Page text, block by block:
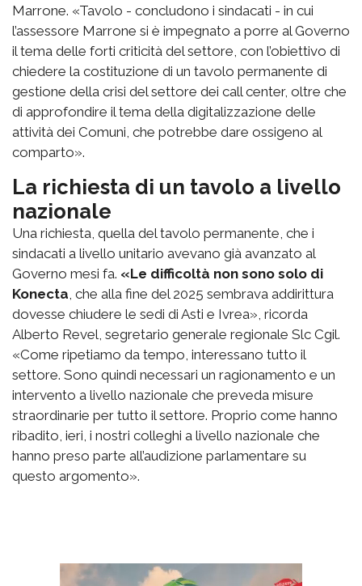
Marrone. «Tavolo - concludono i sindacati - in cui
l’assessore Marrone si è impegnato a porre al Governo
il tema delle forti criticità del settore, con l’obiettivo di
chiedere la costituzione di un tavolo permanente di
gestione della crisi del settore dei call center, oltre che
di approfondire il tema della digitalizzazione delle
attività dei Comuni, che potrebbe dare ossigeno al
comparto».
La richiesta di un tavolo a livello
nazionale
Una richiesta, quella del tavolo permanente, che i
sindacati a livello unitario avevano già avanzato al
Governo mesi fa. «Le difficoltà non sono solo di
Konecta, che alla fine del 2025 sembrava addirittura
dovesse chiudere le sedi di Asti e Ivrea», ricorda
Alberto Revel, segretario generale regionale Slc Cgil.
«Come ripetiamo da tempo, interessano tutto il
settore. Sono quindi necessari un ragionamento e un
intervento a livello nazionale che preveda misure
straordinarie per tutto il settore. Proprio come hanno
ribadito, ieri, i nostri colleghi a livello nazionale che
hanno preso parte all’audizione parlamentare su
questo argomento».